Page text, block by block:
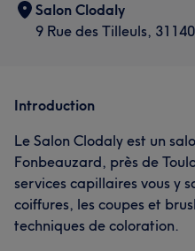
Salon Clodaly
9 Rue des Tilleuls,
Introduction
Le Salon Clodaly est un
Fonbeauzard, près de
services capillaires vous y
coiffures, les coupes et
techniques de coloration.